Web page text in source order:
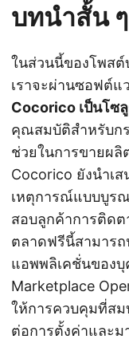
บทนำสั้น
ในส่วนนี้ของโพสต์
เราจะผ่านซอฟต์แ
Cocorico เป็นโซ
คุณสมบัติสำหรับก
ช่วยในการขายผ
Cocorico ยังนำเ
เหตุการณ์แบบบูรณ
สอบลูกค้าการติด
ตลาดฟรีนี้สามารถ
แอพพลิเคชั่นของ
Marketplace
ให้การควบคุมที่สม
ต่อการตั้งค่าและม